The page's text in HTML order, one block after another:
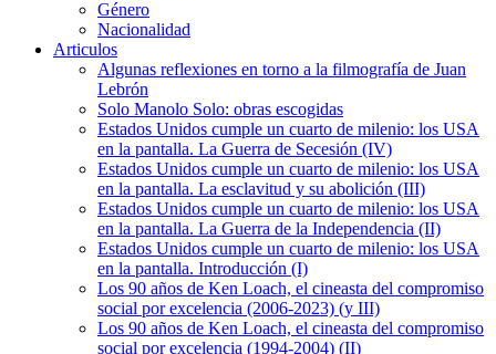
Género
Nacionalidad
Articulos
Algunas reflexiones en torno a la filmografía de Juan
Lebrón
Solo Manolo Solo: obras escogidas
Estados Unidos cumple un cuarto de milenio: los USA
en la pantalla. La Guerra de Secesión (IV)
Estados Unidos cumple un cuarto de milenio: los USA
en la pantalla. La esclavitud y su abolición (III)
Estados Unidos cumple un cuarto de milenio: los USA
en la pantalla. La Guerra de la Independencia (II)
Estados Unidos cumple un cuarto de milenio: los USA
en la pantalla. Introducción (I)
Los 90 años de Ken Loach, el cineasta del compromiso
social por excelencia (2006-2023) (y III)
Los 90 años de Ken Loach, el cineasta del compromiso
social por excelencia (1994-2004) (II)